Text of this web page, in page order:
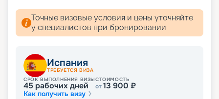
Точные визовые условия и цены уточняйте
у специалистов при бронировании
Испания
ТРЕБУЕТСЯ ВИЗА
СРОК ВЫПОЛНЕНИЯ ВИЗЫ
45 рабочих дней
СТОИМОСТЬ
от13 900 ₽
Как получить визу